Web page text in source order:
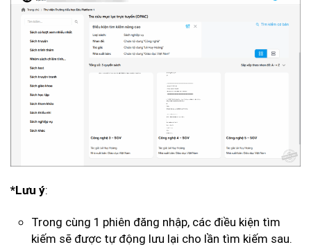
*Lưu ý:
Trong cùng 1 phiên đăng nhập, các điều kiện tìm
kiếm sẽ được tự động lưu lại cho lần tìm kiếm sau.